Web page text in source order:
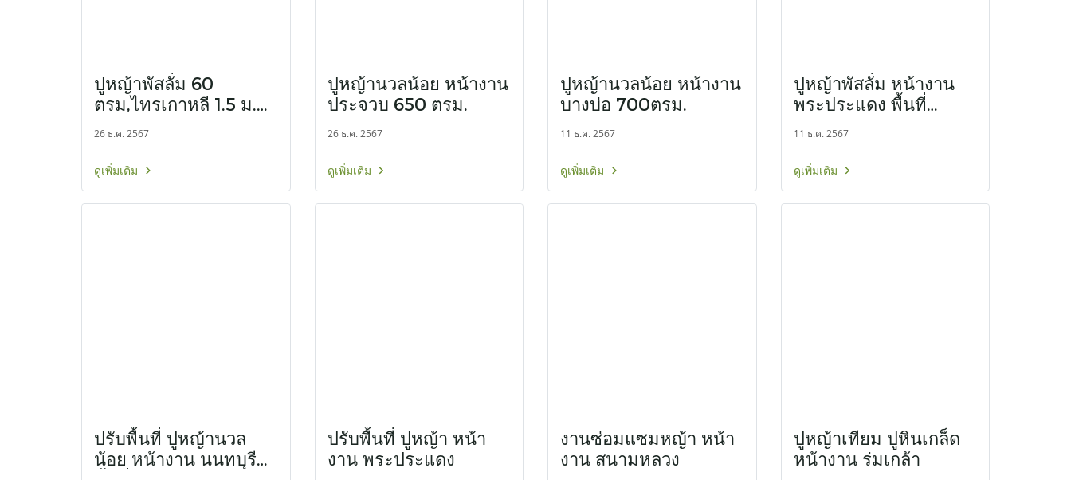
ปูหญ้าพัสลั่ม 60
ตรม,ไทรเกาหลี 1.5 ม.
26 ธ.ค. 2567
ดูเพิ่มเติม
ปูหญ้านวลน้อย หน้างาน
ประจวบ 650 ตรม.
26 ธ.ค. 2567
ดูเพิ่มเติม
ปูหญ้านวลน้อย หน้างาน
บางบ่อ 700ตรม.
11 ธ.ค. 2567
ดูเพิ่มเติม
ปูหญ้าพัสลั่ม หน้างาน
พระประแดง พื้นที่
11 ธ.ค. 2567
ดูเพิ่มเติม
ปรับพื้นที่ ปูหญ้านวล
น้อย หน้างาน นนทบุรี
ปรับพื้นที่ ปูหญ้า หน้า
งาน พระประแดง
งานซ่อมแซมหญ้า หน้า
งาน สนามหลวง
ปูหญ้าเทียม ปูหินเกล็ด
หน้างาน ร่มเกล้า